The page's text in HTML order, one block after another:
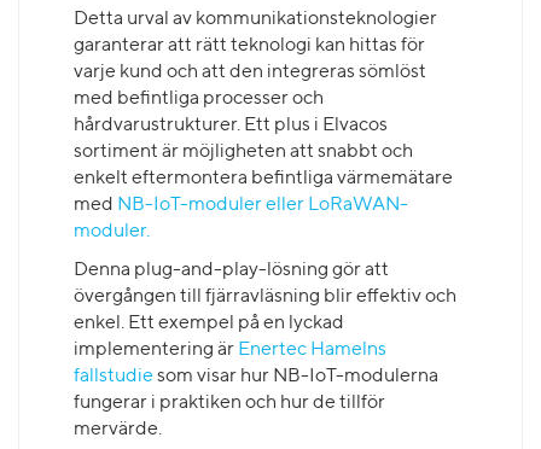
Detta urval av kommunikationsteknologier
garanterar att rätt teknologi kan hittas för
varje kund och att den integreras sömlöst
med befintliga processer och
hårdvarustrukturer. Ett plus i Elvacos
sortiment är möjligheten att snabbt och
enkelt eftermontera befintliga värmemätare
med NB-IoT-moduler eller LoRaWAN-
moduler.
Denna plug-and-play-lösning gör att
övergången till fjärravläsning blir effektiv och
enkel. Ett exempel på en lyckad
implementering är Enertec Hamelns
fallstudie som visar hur NB-IoT-modulerna
fungerar i praktiken och hur de tillför
mervärde.